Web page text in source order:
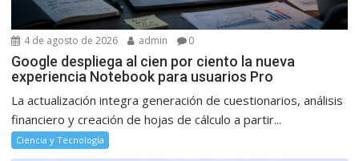
4 de agosto de 2026 admin 0
Google despliega al cien por ciento la nueva
experiencia Notebook para usuarios Pro
La actualización integra generación de cuestionarios, análisis
financiero y creación de hojas de cálculo a partir...
Ciencia y Tecnología